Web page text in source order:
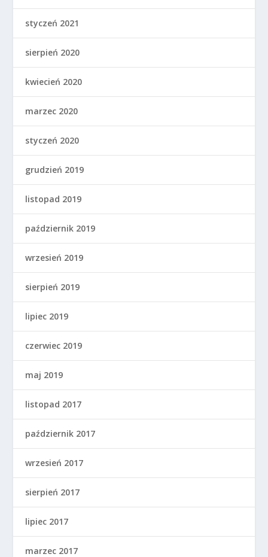
styczeń 2021
sierpień 2020
kwiecień 2020
marzec 2020
styczeń 2020
grudzień 2019
listopad 2019
październik 2019
wrzesień 2019
sierpień 2019
lipiec 2019
czerwiec 2019
maj 2019
listopad 2017
październik 2017
wrzesień 2017
sierpień 2017
lipiec 2017
marzec 2017